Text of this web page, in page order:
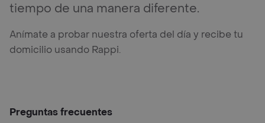
tiempo de una manera diferente.
Anímate a probar nuestra oferta del día y recibe tu
domicilio usando Rappi.
Preguntas frecuentes